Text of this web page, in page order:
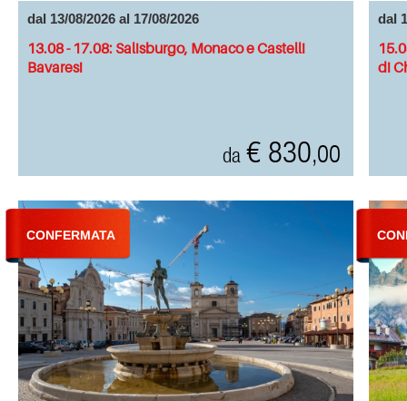
dal 13/08/2026 al 17/08/2026
13.08 - 17.08: Salisburgo, Monaco e Castelli
Bavaresi
da € 830,00
dal
di
CONFERMATA